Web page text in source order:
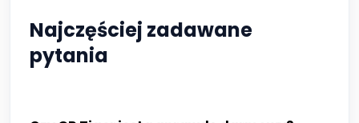
Najczęściej zadawane
pytania